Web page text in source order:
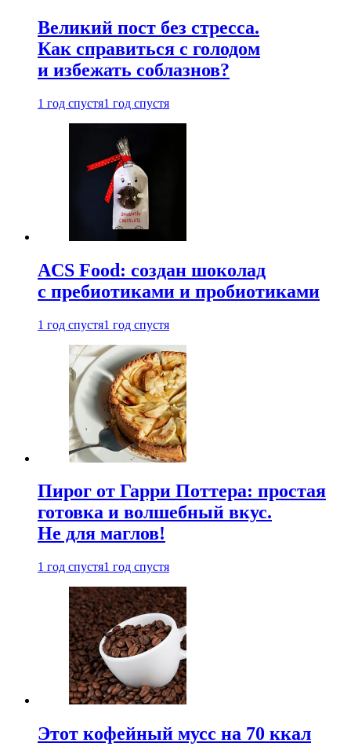
Великий пост без стресса.
Как справиться с голодом
и избежать соблазнов?
1 год спустя1 год спустя
ACS Food: создан шоколад
с пребиотиками и пробиотиками
1 год спустя1 год спустя
Пирог от Гарри Поттера: простая
готовка и волшебный вкус.
Не для маглов!
1 год спустя1 год спустя
Этот кофейный мусс на 70 ккал